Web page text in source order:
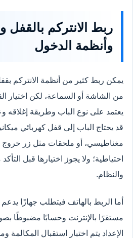
ربط الانتركم بالقفل
وأنظمة الدخول
يمكن ربط كثير من أنظمة الانتركم
من الشاشة أو السماعة، لكن اختيار
يعتمد على نوع الباب وطريقة إغلاقه
قد يحتاج الباب إلى قفل كهربائي
مغناطيسي، أو ملحقات مثل زر خروج
احتياطية؛ ولا يجوز اختيارها قبل
والنظام.
أما الربط بالهاتف فيتطلب جهازًا يدعم
مستقرًا بالإنترنت وحسابًا مضبوطًا
الإعداد يتم اختبار استقبال المكالمة